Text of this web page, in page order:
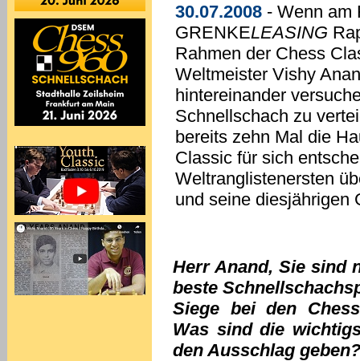
30.07.2008 - Wenn am
GRENKELEASING
Rahmen der Chess
Weltmeister Vishy
hintereinander
Schnellschach zu
bereits zehn Mal die
Classic für sich
Weltranglistenersten
und seine diesjährigen
Herr Anand, Sie sind
beste
Siege bei den
Was sind die
den Ausschlag geben?